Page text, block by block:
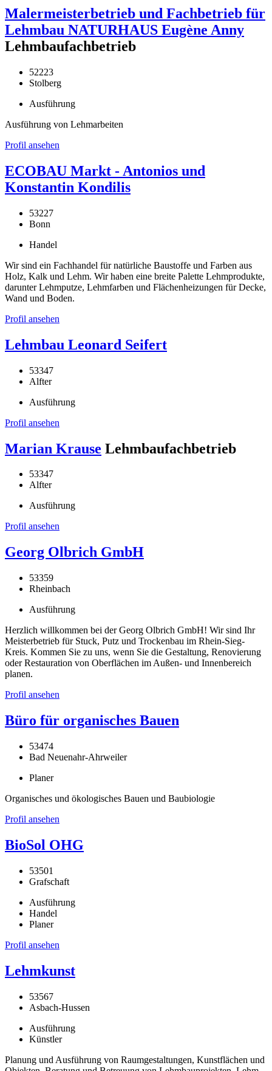
Malermeisterbetrieb und Fachbetrieb für
Lehmbau NATURHAUS Eugène Anny
Lehmbaufachbetrieb
52223
Stolberg
Ausführung
Ausführung von Lehmarbeiten
Profil ansehen
ECOBAU Markt - Antonios und
Konstantin Kondilis
53227
Bonn
Handel
Wir sind ein Fachhandel für natürliche Baustoffe und Farben aus
Holz, Kalk und Lehm. Wir haben eine breite Palette Lehmprodukte,
darunter Lehmputze, Lehmfarben und Flächenheizungen für Decke,
Wand und Boden.
Profil ansehen
Lehmbau Leonard Seifert
53347
Alfter
Ausführung
Profil ansehen
Marian Krause Lehmbaufachbetrieb
53347
Alfter
Ausführung
Profil ansehen
Georg Olbrich GmbH
53359
Rheinbach
Ausführung
Herzlich willkommen bei der Georg Olbrich GmbH! Wir sind Ihr
Meisterbetrieb für Stuck, Putz und Trockenbau im Rhein-Sieg-
Kreis. Kommen Sie zu uns, wenn Sie die Gestaltung, Renovierung
oder Restauration von Oberflächen im Außen- und Innenbereich
planen.
Profil ansehen
Büro für organisches Bauen
53474
Bad Neuenahr-Ahrweiler
Planer
Organisches und ökologisches Bauen und Baubiologie
Profil ansehen
BioSol OHG
53501
Grafschaft
Ausführung
Handel
Planer
Profil ansehen
Lehmkunst
53567
Asbach-Hussen
Ausführung
Künstler
Planung und Ausführung von Raumgestaltungen, Kunstflächen und